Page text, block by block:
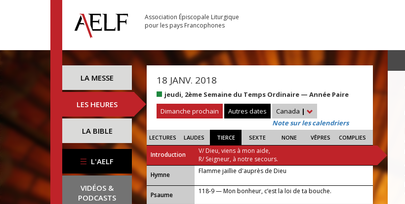
Association Épiscopale Liturgique
pour les pays Francophones
LA MESSE
LES HEURES
LA BIBLE
L'AELF
VIDÉOS &
PODCASTS
18 JANV. 2018
jeudi, 2ème Semaine du Temps Ordinaire — Année Paire
Dimanche prochain
Autres dates Canada |
Note sur les calendriers
LECTURES LAUDES TIERCE SEXTE NONE VÊPRES COMPLIES
Introduction
V/ Dieu, viens à mon aide,
R/ Seigneur, à notre secours.
...
Hymne Flamme jaillie d'auprès de Dieu
Psaume 118-9 — Mon bonheur, c’est la loi de ta bouche.